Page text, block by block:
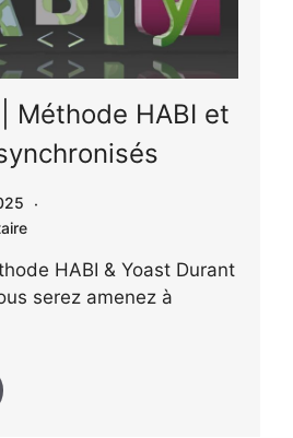
Méthode HABI et
HABI & Yoast Durant
serez amenez à